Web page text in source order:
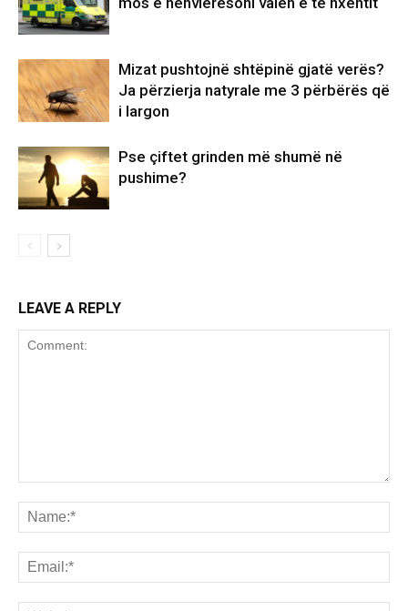
Mizat pushtojnë shtëpinë gjatë verës?
Ja përzierja natyrale me 3 përbërës që
i largon
Pse çiftet grinden më shumë në
pushime?
LEAVE A REPLY